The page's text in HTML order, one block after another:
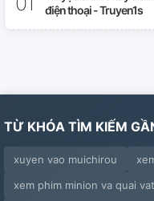
điện thoại - Truyen1s
TỪ KHÓA TÌM KIẾM
xuyen vao muichirou
xem phim minion va quai